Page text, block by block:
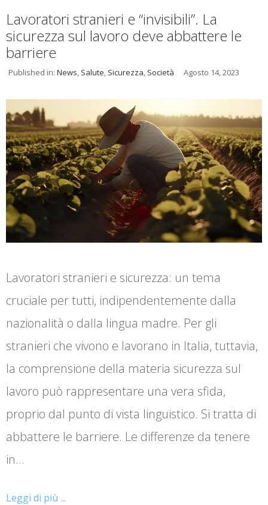
Lavoratori stranieri e “invisibili”. La
sicurezza sul lavoro deve abbattere le
barriere
Published in: News, Salute, Sicurezza, Società Agosto 14, 2023
Lavoratori stranieri e sicurezza: un tema
cruciale per tutti, indipendentemente dalla
nazionalità o dalla lingua madre. Per gli
stranieri che vivono e lavorano in Italia, tuttavia,
la comprensione della materia sicurezza sul
lavoro può rappresentare una vera sfida,
proprio dal punto di vista linguistico. Si tratta di
abbattere le barriere. Le differenze da tenere
in…
Leggi di più ...